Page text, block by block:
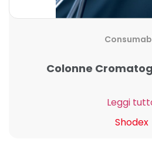
Colonne
Leggi
Shodex